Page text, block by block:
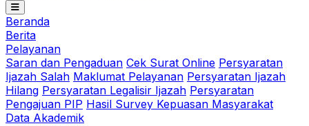
Beranda
Berita
Pelayanan
Saran dan Pengaduan Cek Surat Online Persyaratan
Ijazah Salah Maklumat Pelayanan Persyaratan Ijazah
Hilang Persyaratan Legalisir Ijazah Persyaratan
Pengajuan PIP Hasil Survey Kepuasan Masyarakat
Data Akademik